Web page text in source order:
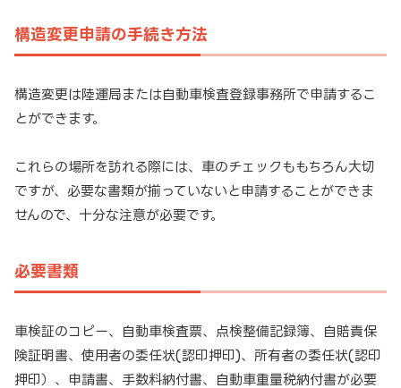
構造変更申請の手続き方法
構造変更は陸運局または自動車検査登録事務所で申請するこ
とができます。
これらの場所を訪れる際には、車のチェックももちろん大切
ですが、必要な書類が揃っていないと申請することができま
せんので、十分な注意が必要です。
必要書類
車検証のコピー、自動車検査票、点検整備記録簿、自賠責保
険証明書、使用者の委任状(認印押印)、所有者の委任状(認印
押印）、申請書、手数料納付書、自動車重量税納付書が必要